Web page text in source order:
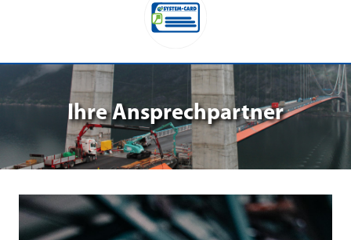
Ihre Ansprechpartner